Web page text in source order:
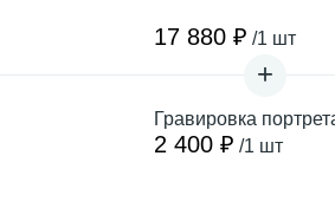
17 880 ₽ /1 шт
Гравировка
2 400 ₽ /1 шт